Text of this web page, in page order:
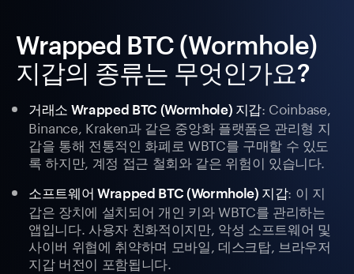
Wrapped BTC (Wormhole)
지갑의 종류는 무엇인가요?
거래소 Wrapped BTC (Wormhole) 지갑: Coinbase,
Binance, Kraken과 같은 중앙화 플랫폼은 관리형 지
갑을 통해 전통적인 화폐로 WBTC를 구매할 수 있도
록 하지만, 계정 접근 철회와 같은 위험이 있습니다.
소프트웨어 Wrapped BTC (Wormhole) 지갑: 이 지
갑은 장치에 설치되어 개인 키와 WBTC를 관리하는
앱입니다. 사용자 친화적이지만, 악성 소프트웨어 및
사이버 위협에 취약하며 모바일, 데스크탑, 브라우저
지갑 버전이 포함됩니다.